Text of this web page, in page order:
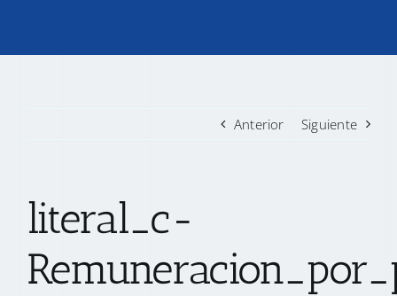
TRANSPARENCIA
CONTACTO
Anterior Siguiente
literal_c-